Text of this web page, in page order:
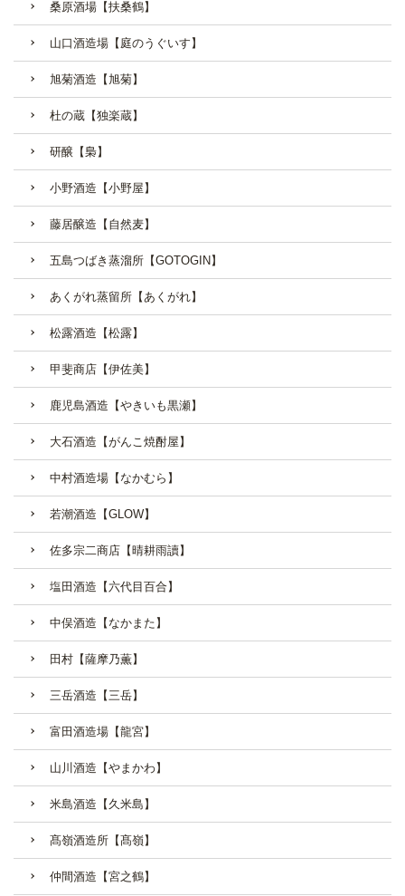
桑原酒場【扶桑鶴】
山口酒造場【庭のうぐいす】
旭菊酒造【旭菊】
杜の蔵【独楽蔵】
研醸【梟】
小野酒造【小野屋】
藤居醸造【自然麦】
五島つばき蒸溜所【GOTOGIN】
あくがれ蒸留所【あくがれ】
松露酒造【松露】
甲斐商店【伊佐美】
鹿児島酒造【やきいも黒瀬】
大石酒造【がんこ焼酎屋】
中村酒造場【なかむら】
若潮酒造【GLOW】
佐多宗二商店【晴耕雨讀】
塩田酒造【六代目百合】
中俣酒造【なかまた】
田村【薩摩乃薫】
三岳酒造【三岳】
富田酒造場【龍宮】
山川酒造【やまかわ】
米島酒造【久米島】
髙嶺酒造所【髙嶺】
仲間酒造【宮之鶴】